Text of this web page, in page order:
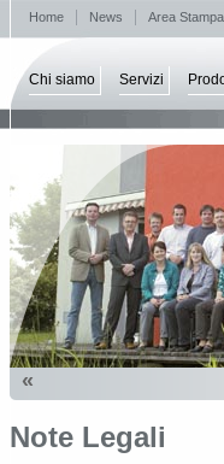
Home News Area Stampa
Chi siamo Servizi
«
Note Legali